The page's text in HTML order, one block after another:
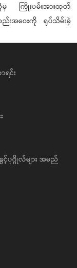
စုံမှ ကြိုးပမ်းအားထုတ်
ည်းအဝေးကို ရုပ်သိမ်းခဲ့
င်း
င့်ပုဂ္ဂိုလ်များ အမည်